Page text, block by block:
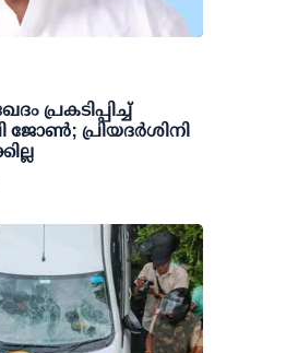
പ്രകടിപ്പിച്ച്
ജോണ്‍; പ്രിയദര്‍ശിനി